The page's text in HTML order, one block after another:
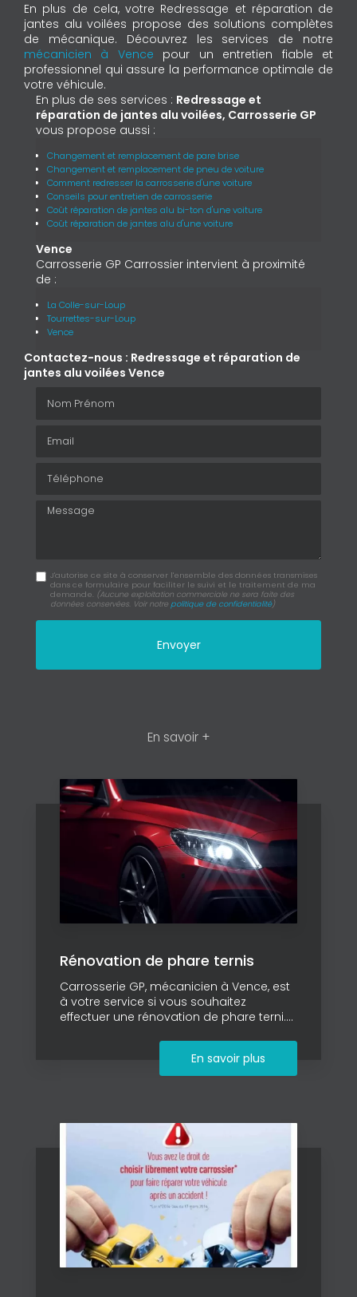
En plus de cela, votre Redressage et réparation de
jantes alu voilées propose des solutions complètes
de mécanique. Découvrez les services de notre
mécanicien à Vence pour un entretien fiable et
professionnel qui assure la performance optimale de
votre véhicule.
En plus de ses services : Redressage et
réparation de jantes alu voilées, Carrosserie GP
vous propose aussi :
Changement et remplacement de pare brise
Changement et remplacement de pneu de voiture
Comment redresser la carrosserie d'une voiture
Conseils pour entretien de carrosserie
Coût réparation de jantes alu bi-ton d'une voiture
Coût réparation de jantes alu d'une voiture
Vence
Carrosserie GP Carrossier intervient à proximité
de :
La Colle-sur-Loup
Tourrettes-sur-Loup
Vence
Contactez-nous : Redressage et réparation de
jantes alu voilées Vence
Message
J'autorise ce site à conserver l'ensemble des données transmises
dans ce formulaire pour faciliter le suivi et le traitement de ma
demande. (Aucune exploitation commerciale ne sera faite des
données conservées. Voir notre politique de confidentialité)
En savoir +
Rénovation de phare ternis
Carrosserie GP, mécanicien à Vence, est
à votre service si vous souhaitez
effectuer une rénovation de phare terni....
En savoir plus